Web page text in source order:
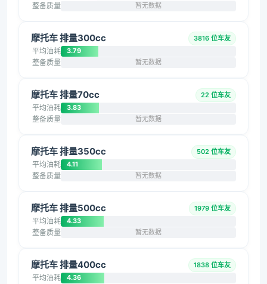
整备质量 暂无数据
摩托车 排量300cc 3816 位车友
平均油耗 3.79
整备质量 暂无数据
摩托车 排量70cc 22 位车友
平均油耗 3.83
整备质量 暂无数据
摩托车 排量350cc 502 位车友
平均油耗 4.11
整备质量 暂无数据
摩托车 排量500cc 1979 位车友
平均油耗 4.33
整备质量 暂无数据
摩托车 排量400cc 1838 位车友
平均油耗 4.36